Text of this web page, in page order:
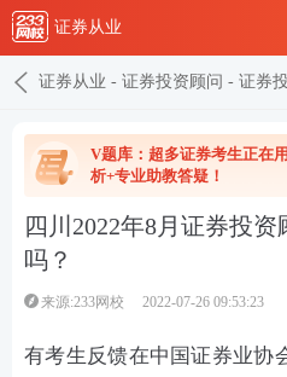
证券从业
证券从业 - 证券投资顾问 - 证券
V题库：超多证券考生正在
析+专业助教答疑！
四川2022年8月证券投
吗？
来源:233网校 2022-07-26 09:53:23
有考生反馈在中国证券业协